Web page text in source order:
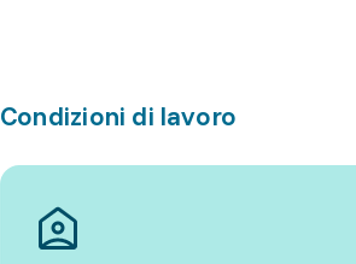
Condizioni di lavoro